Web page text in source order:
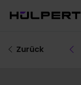
Zurück